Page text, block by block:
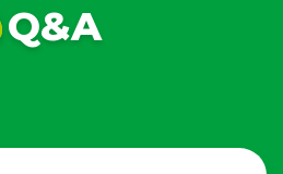
Q&A